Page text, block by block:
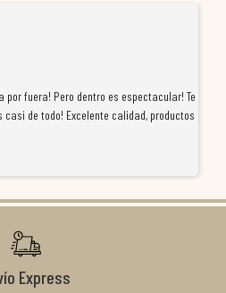
por fuera! Pero dentro es espectacular! Te
de todo! Excelente calidad, productos
Express